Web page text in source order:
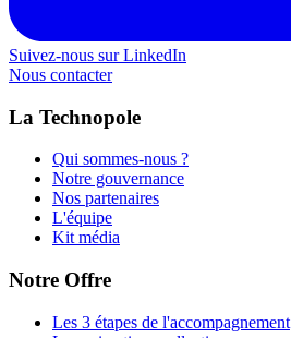
Suivez-nous sur LinkedIn
Nous contacter
La Technopole
Qui sommes-nous ?
Notre gouvernance
Nos partenaires
L'équipe
Kit média
Notre Offre
Les 3 étapes de l'accompagnement